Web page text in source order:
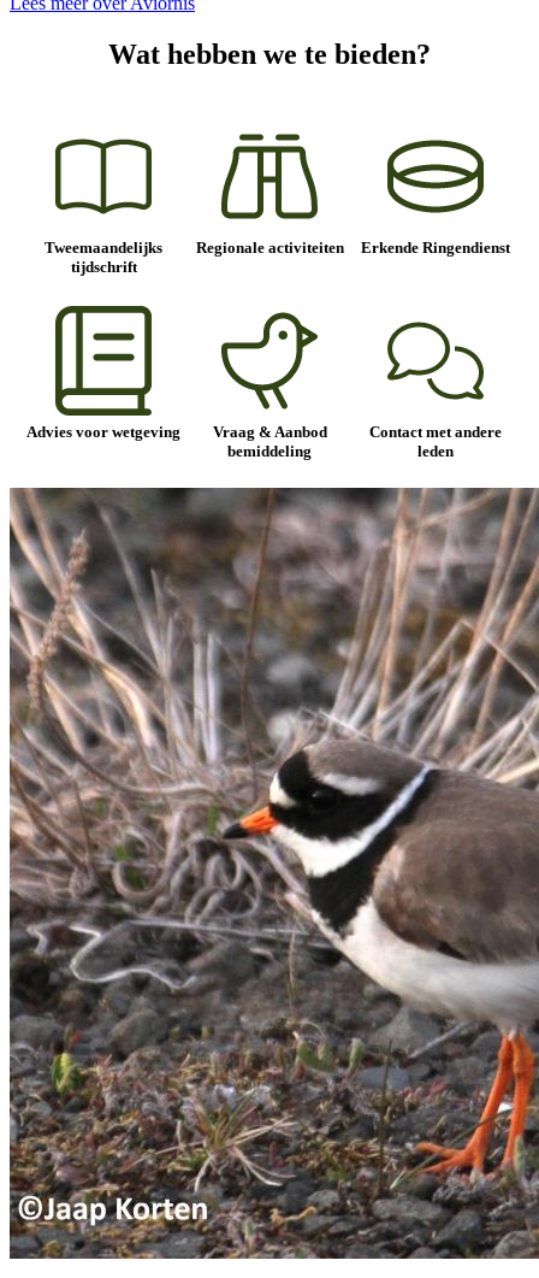
Wat hebben we te bieden?
Tweemaandelijks
tijdschrift
Regionale activiteiten Erkende Ringendienst
Advies voor wetgeving
Vraag & Aanbod
bemiddeling
Contact met andere
leden